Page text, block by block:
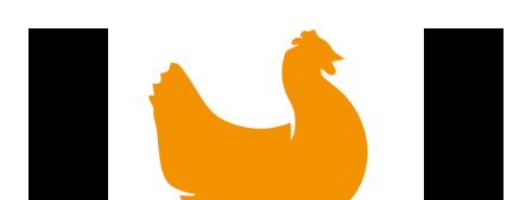
اگر در یک آپارتمان 3 خوابه زندگی می کنید، ممکن است فضای کافی
در بالکن خود داشته باشید. در غیر این صورت، ممکن است به منطقه
ای به ابعاد 2 در 2 نگاه کنید که در آن عملاً هیچ کاری جز ایستادن و
لذت بردن از قهوه خود نمی توانید انجام دهید! نگهداری مرغ ها در چنین
بالکنی به هیچ وجه امکان پذیر نیست، زیرا هر حیوان خانگی به فضایی